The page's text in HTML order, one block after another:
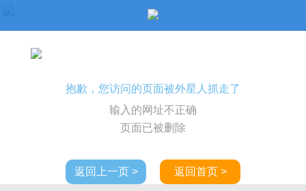
抱歉，您访问的页面被外星人抓走了
输入的网址不正确
页面已被删除
返回上一页 > 返回首页 >